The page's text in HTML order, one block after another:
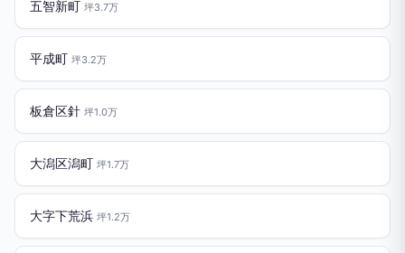
五智新町 坪3.7万
平成町 坪3.2万
板倉区針 坪1.0万
大潟区潟町 坪1.7万
大字下荒浜 坪1.2万